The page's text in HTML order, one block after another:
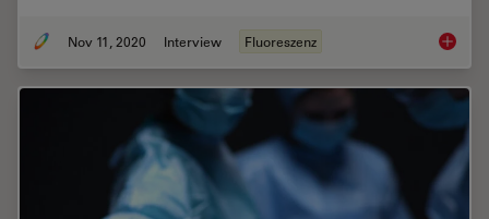
Nov 11, 2020 Interview Fluoreszenz